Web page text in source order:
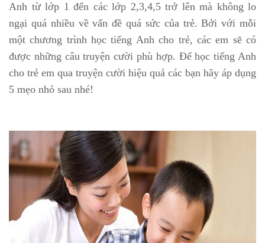
Anh từ lớp 1 đến các lớp 2,3,4,5 trở lên mà không lo
ngại quá nhiều về vấn đề quá sức của trẻ. Bởi với mỗi
một chương trình học tiếng Anh cho trẻ, các em sẽ có
được những câu truyện cười phù hợp. Để học tiếng Anh
cho trẻ em qua truyện cười hiệu quả các bạn hãy áp dụng
5 mẹo nhỏ sau nhé!